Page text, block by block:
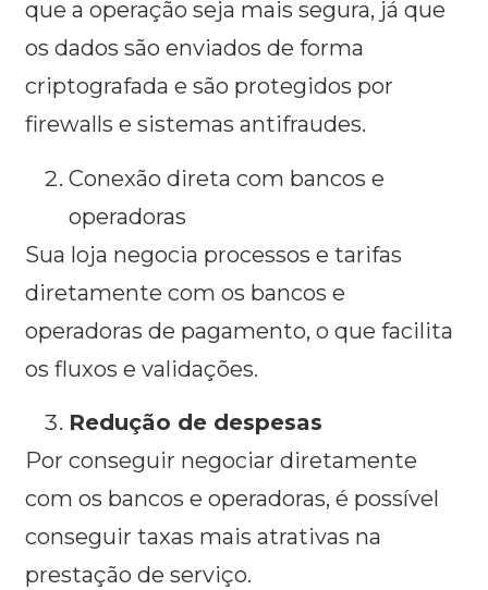
que a operação seja mais segura, já que
os dados são enviados de forma
criptografada e são protegidos por
firewalls e sistemas antifraudes.
Conexão direta com bancos e
operadoras
Sua loja negocia processos e tarifas
diretamente com os bancos e
operadoras de pagamento, o que facilita
os fluxos e validações.
Redução de despesas
Por conseguir negociar diretamente
com os bancos e operadoras, é possível
conseguir taxas mais atrativas na
prestação de serviço.